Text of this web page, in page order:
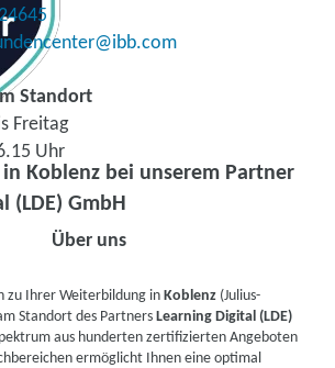
Koblenz bei unserem Partner
(LDE) GmbH
Standort
Freitag
Uhr
Über uns
zu Ihrer Weiterbildung inKoblenz (Julius-
Standort des PartnersLearning Digital (LDE)
aus hunderten zertifizierten Angeboten
ermöglicht Ihnen eine optimal